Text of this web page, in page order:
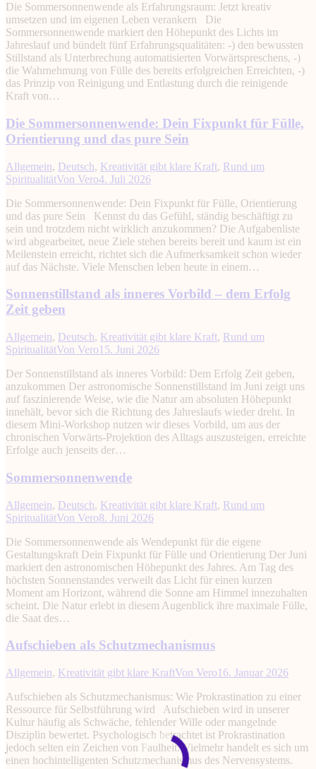
Die Sommersonnenwende als Erfahrungsraum: Jetzt kreativ
umsetzen und im eigenen Leben verankern Die
Sommersonnenwende markiert den Höhepunkt des Lichts im
Jahreslauf und bündelt fünf Erfahrungsqualitäten: -) den bewussten
Stillstand als Unterbrechung automatisierten Vorwärtspreschens, -)
die Wahrnehmung von Fülle des bereits erfolgreichen Erreichten, -)
das Prinzip von Reinigung und Entlastung durch die reinigende
Kraft von…
Die Sommersonnenwende: Dein Fixpunkt für Fülle,
Orientierung und das pure Sein
Allgemein, Deutsch, Kreativität gibt klare Kraft, Rund um
SpiritualitätVon Vero4. Juli 2026
Die Sommersonnenwende: Dein Fixpunkt für Fülle, Orientierung
und das pure Sein Kennst du das Gefühl, ständig beschäftigt zu
sein und trotzdem nicht wirklich anzukommen? Die Aufgabenliste
wird abgearbeitet, neue Ziele stehen bereits bereit und kaum ist ein
Meilenstein erreicht, richtet sich die Aufmerksamkeit schon wieder
auf das Nächste. Viele Menschen leben heute in einem…
Sonnenstillstand als inneres Vorbild – dem Erfolg
Zeit geben
Allgemein, Deutsch, Kreativität gibt klare Kraft, Rund um
SpiritualitätVon Vero15. Juni 2026
Der Sonnenstillstand als inneres Vorbild: Dem Erfolg Zeit geben,
anzukommen Der astronomische Sonnenstillstand im Juni zeigt uns
auf faszinierende Weise, wie die Natur am absoluten Höhepunkt
innehält, bevor sich die Richtung des Jahreslaufs wieder dreht. In
diesem Mini-Workshop nutzen wir dieses Vorbild, um aus der
chronischen Vorwärts-Projektion des Alltags auszusteigen, erreichte
Erfolge auch jenseits der…
Sommersonnenwende
Allgemein, Deutsch, Kreativität gibt klare Kraft, Rund um
SpiritualitätVon Vero8. Juni 2026
Die Sommersonnenwende als Wendepunkt für die eigene
Gestaltungskraft Dein Fixpunkt für Fülle und Orientierung Der Juni
markiert den astronomischen Höhepunkt des Jahres. Am Tag des
höchsten Sonnenstandes verweilt das Licht für einen kurzen
Moment am Horizont, während die Sonne am Himmel innezuhalten
scheint. Die Natur erlebt in diesem Augenblick ihre maximale Fülle,
die Saat des…
Aufschieben als Schutzmechanismus
Allgemein, Kreativität gibt klare KraftVon Vero16. Januar 2026
Aufschieben als Schutzmechanismus: Wie Prokrastination zu einer
Ressource für Selbstführung wird Aufschieben wird in unserer
Kultur häufig als Schwäche, fehlender Wille oder mangelnde
Disziplin bewertet. Psychologisch betrachtet ist Prokrastination
jedoch selten ein Zeichen von Faulheit. Vielmehr handelt es sich um
einen hochintelligenten Schutzmechanismus des Nervensystems.